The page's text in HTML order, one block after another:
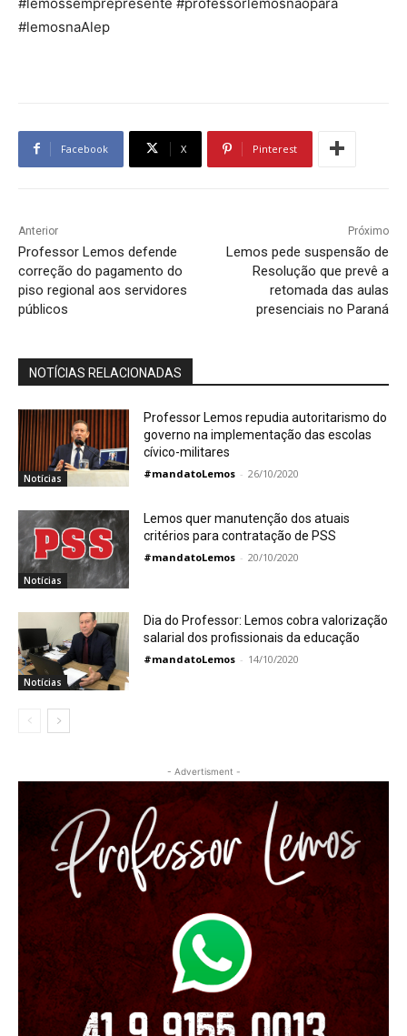
#lemosnaAlep
Facebook X Pinterest
Anterior
Professor Lemos defende
correção do pagamento do
piso regional aos servidores
públicos
Próximo
Lemos pede suspensão de
Resolução que prevê a
retomada das aulas
presenciais no Paraná
NOTÍCIAS RELACIONADAS
Notícias
Professor Lemos repudia autoritarismo do
governo na implementação das escolas
cívico-militares
#mandatoLemos - 26/10/2020
Notícias
Lemos quer manutenção dos atuais
critérios para contratação de PSS
#mandatoLemos - 20/10/2020
Notícias
Dia do Professor: Lemos cobra valorização
salarial dos profissionais da educação
#mandatoLemos - 14/10/2020
- Advertisment -